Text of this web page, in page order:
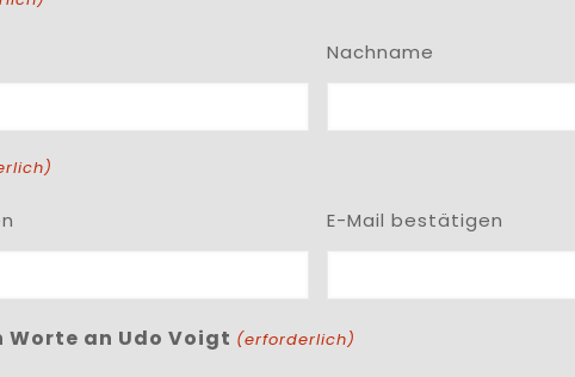
Nachname
E-Mail bestätigen
Worte an Udo Voigt (erforderlich)